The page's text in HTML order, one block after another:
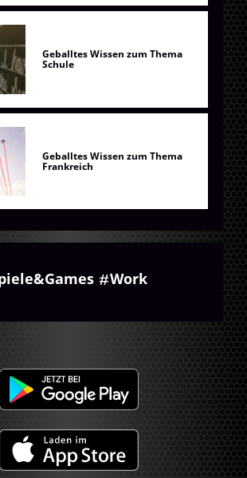
Geballtes Wissen zum Thema
Schule
Geballtes Wissen zum Thema
Frankreich
Work